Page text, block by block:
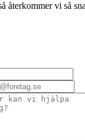
återkommer vi så